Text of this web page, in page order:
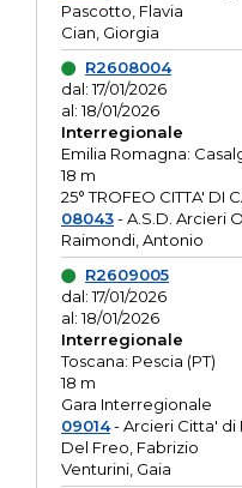
Pascotto, Flavia
Cian, Giorgia
R2608004
dal: 17/01/2026
al: 18/01/2026
Interregionale
Emilia Romagna:
18 m
25° TROFEO CITTA' DI
08043- A.S.D. Arcieri
Raimondi, Antonio
R2609005
dal: 17/01/2026
al: 18/01/2026
Interregionale
Toscana: Pescia (PT)
18 m
Gara Interregionale
09014- Arcieri Citta' di
Del Freo, Fabrizio
Venturini, Gaia